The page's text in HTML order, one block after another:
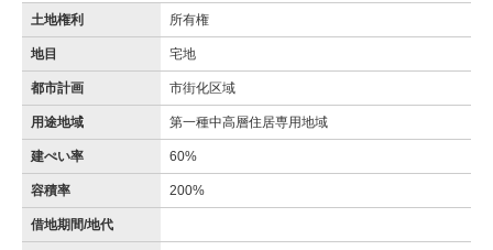
土地権利 所有権
地目 宅地
都市計画 市街化区域
用途地域 第一種中高層住居専用地域
建ぺい率 60%
容積率 200%
借地期間/地代